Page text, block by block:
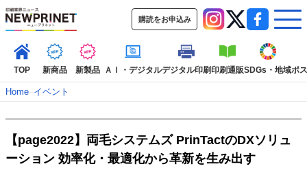
購読をお申込み
TOP 新商品 新製品 ＡＩ・デジタルデジタル印刷印刷通販SDGs・地域ポ
TOP
新着記事 特集記事
動画コンテンツ
インタビュー
コレクション
Home–イベント
【page2022】両毛システムズ PrinTactのDXソリュ
ーション 効率化・最適化から革新を生み出す